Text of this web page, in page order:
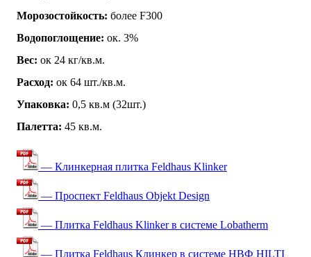
Морозостойкость: более F300
Водопоглощение: ок. 3%
Вес: ок 24 кг/кв.м.
Расход: ок 64 шт./кв.м.
Упаковка: 0,5 кв.м (32шт.)
Палетта: 45 кв.м.
— Клинкерная плитка Feldhaus Klinker
— Проспект Feldhaus Objekt Design
— Плитка Feldhaus Klinker в системе Lobatherm
— Плитка Feldhaus Клинкер в системе НВФ HILTI